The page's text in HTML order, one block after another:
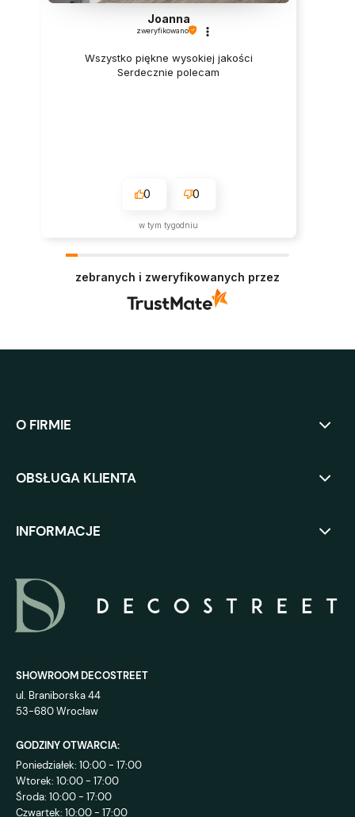
Joanna
zweryfikowano
Wszystko piękne wysokiej jakości
Serdecznie polecam
0 0
w tym tygodniu
zebranych i zweryfikowanych przez
O FIRMIE
OBSŁUGA KLIENTA
INFORMACJE
SHOWROOM DECOSTREET
ul. Braniborska 44
53-680 Wrocław
GODZINY OTWARCIA:
Poniedziałek: 10:00 - 17:00
Wtorek: 10:00 - 17:00
Środa: 10:00 - 17:00
Czwartek: 10:00 - 17:00